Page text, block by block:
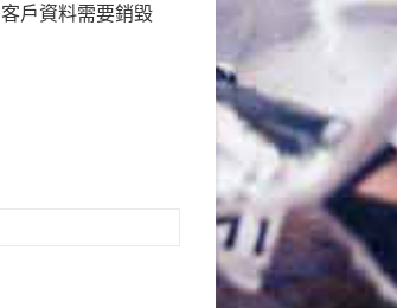
戶資料需要銷毀